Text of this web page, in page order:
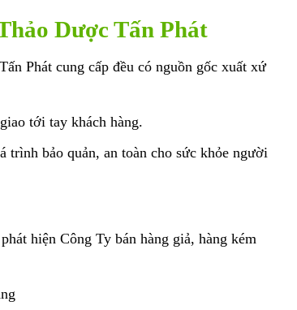
Dược Tấn Phát
Phát cung cấp đều có nguồn gốc xuất xứ
tới tay khách hàng.
trình bảo quản, an toàn cho sức khỏe người
hiện Công Ty bán hàng giả, hàng kém